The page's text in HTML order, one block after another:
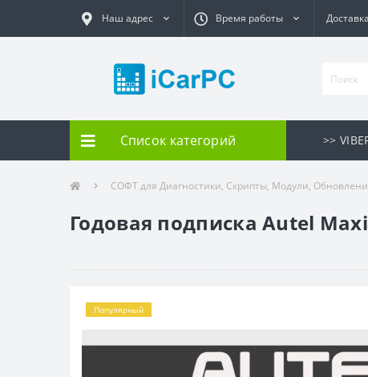
Наш адрес Время работы
Список категорий >>
СОФТ для Диагностики, Скрипты, Модули,
Годовая подписка Autel
Популярный